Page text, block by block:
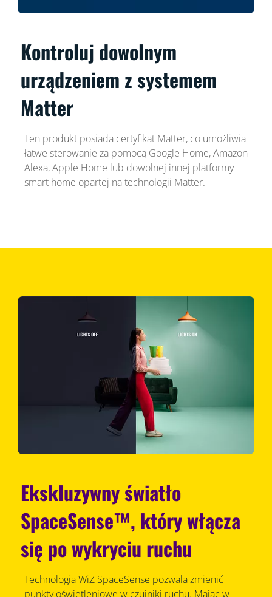
Kontroluj dowolnym
urządzeniem z systemem
Matter
Ten produkt posiada certyfikat Matter, co umożliwia
łatwe sterowanie za pomocą Google Home, Amazon
Alexa, Apple Home lub dowolnej innej platformy
smart home opartej na technologii Matter.
Ekskluzywny światło
SpaceSense™, który włącza
się po wykryciu ruchu
Technologia WiZ SpaceSense pozwala zmienić
punkty oświetleniowe w czujniki ruchu. Mając w